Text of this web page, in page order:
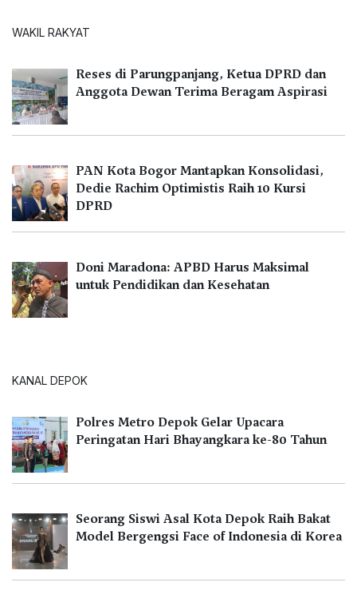
WAKIL RAKYAT
Reses di Parungpanjang, Ketua DPRD dan
Anggota Dewan Terima Beragam Aspirasi
PAN Kota Bogor Mantapkan Konsolidasi,
Dedie Rachim Optimistis Raih 10 Kursi
DPRD
Doni Maradona: APBD Harus Maksimal
untuk Pendidikan dan Kesehatan
KANAL DEPOK
Polres Metro Depok Gelar Upacara
Peringatan Hari Bhayangkara ke-80 Tahun
Seorang Siswi Asal Kota Depok Raih Bakat
Model Bergengsi Face of Indonesia di Korea